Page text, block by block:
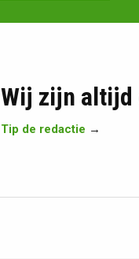
Wij zijn altijd
Tip de redactie →